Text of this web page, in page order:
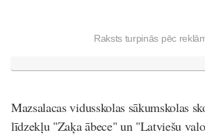
Raksts turpinās pēc
Mazsalacas vidusskolas sākumskolas
līdzekļu "Zaķa ābece" un "Latviešu